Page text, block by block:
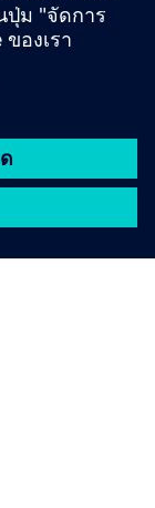
At school,
art. You’d
at the
a few options
down the
Mechanical